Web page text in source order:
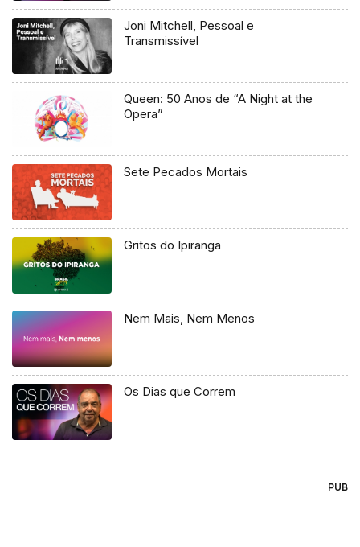
Joni Mitchell, Pessoal e
Transmissível
Queen: 50 Anos de “A Night at the
Opera”
Sete Pecados Mortais
Gritos do Ipiranga
Nem Mais, Nem Menos
Os Dias que Correm
PUB